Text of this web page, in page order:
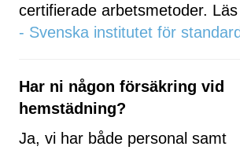
certifierade arbetsmetoder.
- Svenska institutet för
Har ni någon försäkring vid
hemstädning?
Ja, vi har både personal samt